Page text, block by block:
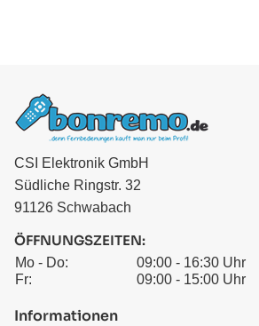
CSI Elektronik GmbH
Südliche Ringstr. 32
91126 Schwabach
ÖFFNUNGSZEITEN:
Mo - Do:
09:00 - 16:30 Uhr
Fr:
09:00 - 15:00 Uhr
Informationen